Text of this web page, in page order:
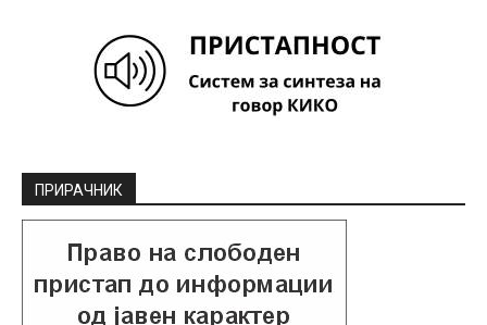
ПРИРАЧНИК